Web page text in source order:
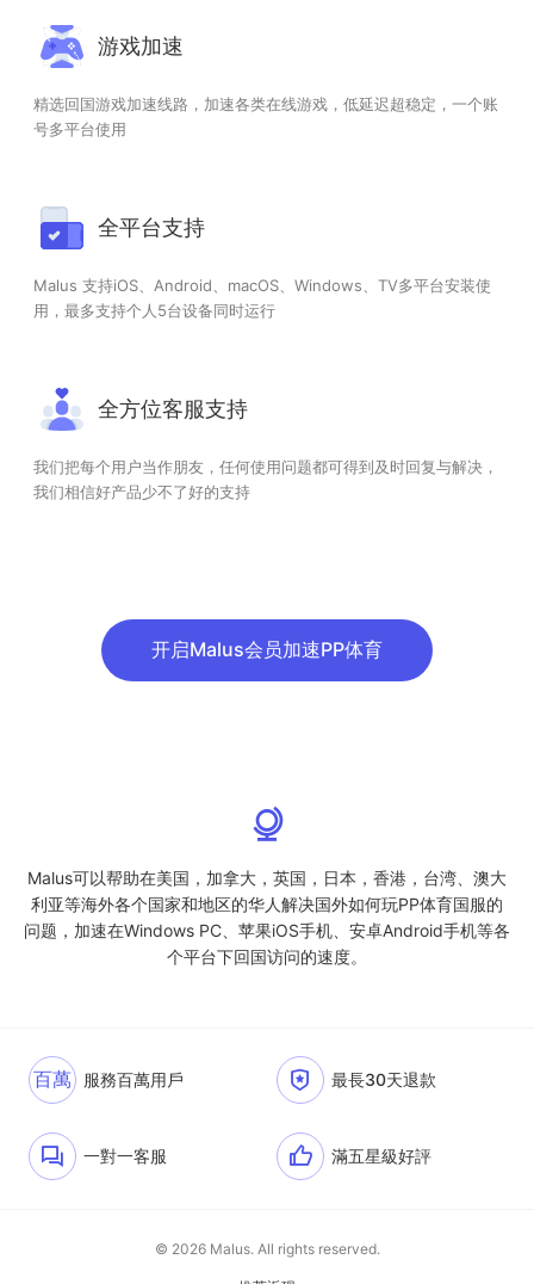
游戏加速
精选回国游戏加速线路，加速各类在线游戏，低延迟超稳定，一个账
号多平台使用
全平台支持
Malus 支持iOS、Android、macOS、Windows、TV多平台安装使
用，最多支持个人5台设备同时运行
全方位客服支持
我们把每个用户当作朋友，任何使用问题都可得到及时回复与解决，
我们相信好产品少不了好的支持
开启Malus会员加速PP体育
Malus可以帮助在美国，加拿大，英国，日本，香港，台湾、澳大
利亚等海外各个国家和地区的华人解决国外如何玩PP体育国服的
问题，加速在Windows PC、苹果iOS手机、安卓Android手机等各
个平台下回国访问的速度。
百萬 服務百萬用戶 最長30天退款
一對一客服 滿五星級好評
© 2026 Malus. All rights reserved.